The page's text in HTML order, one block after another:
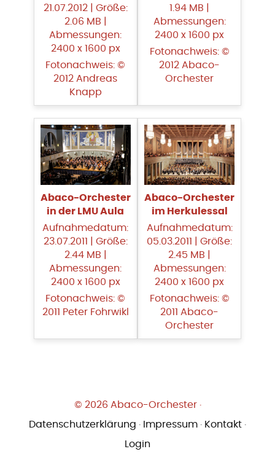
21.07.2012 | Größe:
2.06 MB |
Abmessungen:
2400 x 1600 px
Fotonachweis: ©
2012 Andreas
Knapp
1.94 MB |
Abmessungen:
2400 x 1600 px
Fotonachweis: ©
2012 Abaco-
Orchester
Abaco-Orchester
in der LMU Aula
Aufnahmedatum:
23.07.2011 | Größe:
2.44 MB |
Abmessungen:
2400 x 1600 px
Fotonachweis: ©
2011 Peter Fohrwikl
Abaco-Orchester
im Herkulessal
Aufnahmedatum:
05.03.2011 | Größe:
2.45 MB |
Abmessungen:
2400 x 1600 px
Fotonachweis: ©
2011 Abaco-
Orchester
© 2026 Abaco-Orchester ·
Datenschutzerklärung · Impressum · Kontakt ·
Login